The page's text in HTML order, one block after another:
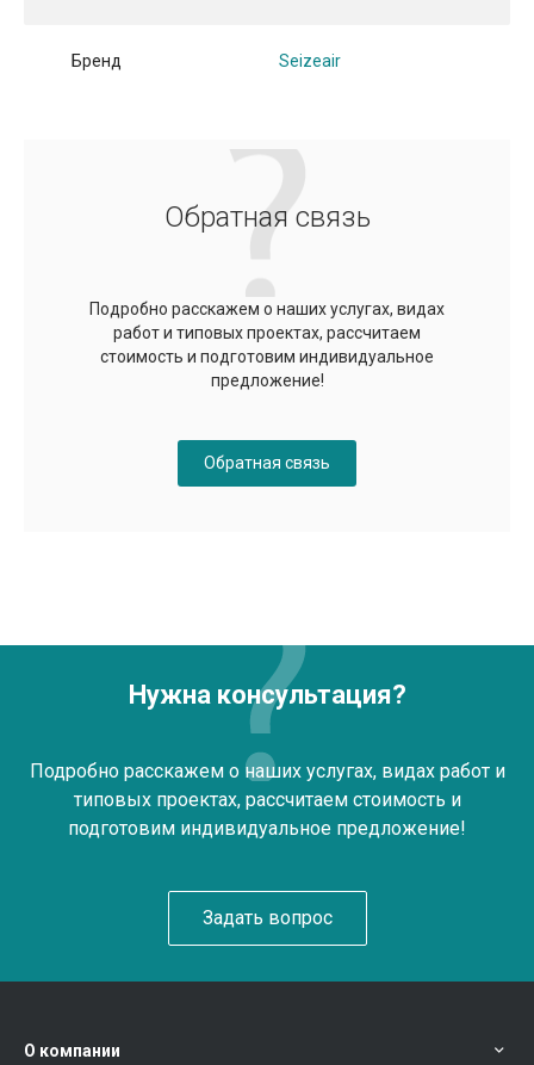
Бренд Seizeair
Обратная связь
Подробно расскажем о наших услугах, видах
работ и типовых проектах, рассчитаем
стоимость и подготовим индивидуальное
предложение!
Обратная связь
Нужна консультация?
Подробно расскажем о наших услугах, видах работ и
типовых проектах, рассчитаем стоимость и
подготовим индивидуальное предложение!
Задать вопрос
О компании